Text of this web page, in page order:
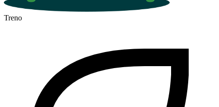
Treno